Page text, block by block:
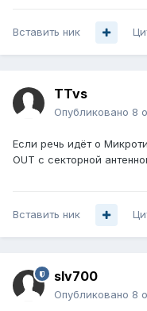
Вставить ник
TTvs
Опубликовано 8
Если речь идёт о
OUT с секторной
Вставить ник
slv700
Опубликовано 8